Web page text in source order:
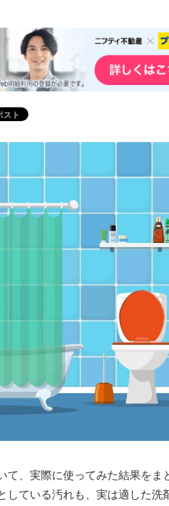
て、実際に使ってみた結果をま
している汚れも、実は適した洗